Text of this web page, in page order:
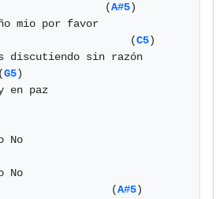
(A#5)
mio por favor
(C5)
discutiendo sin razón
(
G5)
en paz
No
No
(A#5)